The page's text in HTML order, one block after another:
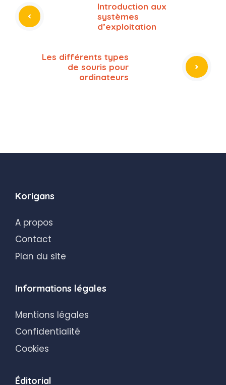
Introduction aux
systèmes
d’exploitation
Les différents types
de souris pour
ordinateurs
Korigans
A propos
Contact
Plan du site
Informations légales
Mentions légales
Confidentialité
Cookies
Éditorial